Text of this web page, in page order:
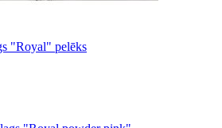
"Royal" pelēks